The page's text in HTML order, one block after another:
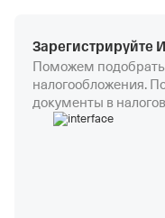
Зарегистрируйте
Поможем
налогообложения.
документы в